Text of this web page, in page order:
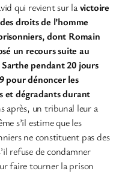
qui revient sur lavictoire
droits de l’homme
dont Romain
un recours suite au
pendant 20 jours
pour dénoncer les
et dégradants durant
après, un tribunal leur a
s’il estime que les
ne constituent pas des
refuse de condamner
faire tourner la prison